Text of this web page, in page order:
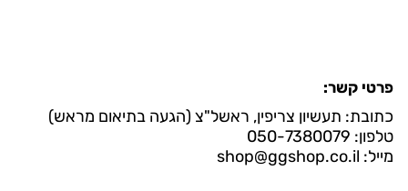
פרטי קשר:
כתובת: תעשיון צריפין, ראשל"צ (הגעה בתיאום מראש)
טלפון: 050-7380079
מייל: shop@ggshop.co.il